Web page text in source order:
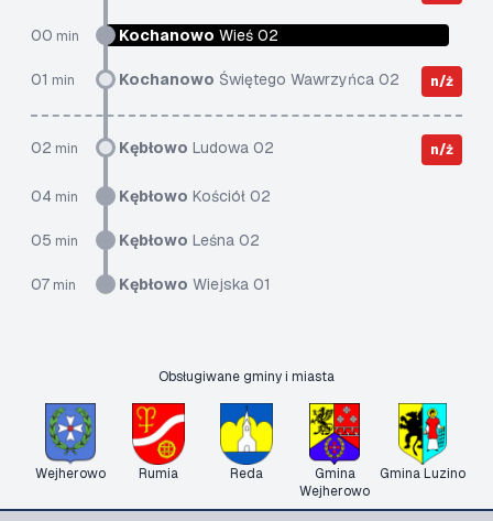
00 min Kochanowo Wieś 02
01 min Kochanowo Świętego Wawrzyńca 02 n/ż
02 min Kębłowo Ludowa 02 n/ż
04 min Kębłowo Kościół 02
05 min Kębłowo Leśna 02
07 min Kębłowo Wiejska 01
Obsługiwane gminy i miasta
Wejherowo Rumia Reda
Gmina
Wejherowo
Gmina Luzino